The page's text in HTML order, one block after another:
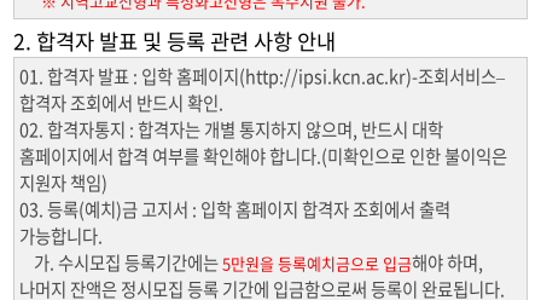
2. 합격자 발표 및 등록 관련 사항 안내
01. 합격자 발표 : 입학 홈페이지(http://ipsi.kcn.ac.kr)-조회서비스–
합격자 조회에서 반드시 확인.
02. 합격자통지 : 합격자는 개별 통지하지 않으며, 반드시 대학
홈페이지에서 합격 여부를 확인해야 합니다.(미확인으로 인한 불이익은
지원자 책임)
03. 등록(예치)금 고지서 : 입학 홈페이지 합격자 조회에서 출력
가능합니다.
가. 수시모집 등록기간에는5만원을 등록예치금으로 입금해야 하며,
나머지 잔액은 정시모집 등록 기간에 입금함으로써 등록이 완료됩니다.